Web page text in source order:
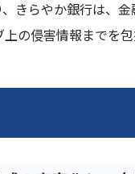
きらやか銀行は、
の侵害情報までを